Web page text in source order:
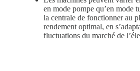
en mode pompe qu’en mode
la centrale de fonctionner au
rendement optimal, en
fluctuations du marché de